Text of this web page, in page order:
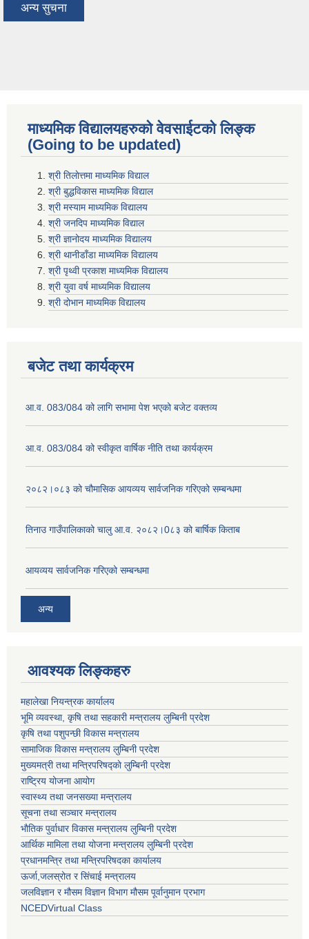
अन्य सुचना
माध्यमिक विद्यालयहरुकाे वेवसाईटको लिङ्क
(Going to be updated)
श्री तिलाेत्तमा माध्यमिक विद्याल
श्री बुद्धविकास माध्यमिक विद्याल
श्री मस्याम माध्यमिक विद्यालय
श्री जनदिप माध्यमिक विद्याल
श्री ज्ञानोदय माध्यमिक विद्यालय
श्री थानीडाँडा माध्यमिक विद्यालय
श्री पृथ्वी प्रकाश माध्यमिक विद्यालय
श्री युवा वर्ष माध्यमिक विद्यालय
श्री दोभान माध्यमिक विद्यालय
बजेट तथा कार्यक्रम
आ.व. 083/084 को लागि सभामा पेश भएको बजेट वक्तव्य
आ.व. 083/084 को स्वीकृत वार्षिक नीति तथा कार्यक्रम
२०८२।०८३ को चौमासिक आयव्यय सार्वजनिक गरिएको सम्बन्धमा
तिनाउ गाउँपालिकाको चालु आ.व. २०८२।0८३ को बार्षिक किताब
आयव्यय सार्वजनिक गरिएको सम्बन्धमा
अन्य
आवश्यक लिङ्कहरु
महालेखा नियन्त्रक कार्यालय
भूमि व्यवस्था, कृषि तथा सहकारी मन्त्रालय लुम्बिनी प्रदेश
कृषि तथा पशुपन्छी विकास मन्त्रालय
सामाजिक विकास मन्त्रालय लुम्बिनी प्रदेश
मुख्यमत्री तथा मन्त्रिपरिषद्काे लुम्बिनी प्रदेश
राष्ट्रिय योजना आयोग
स्वास्थ्य तथा जनसख्या मन्त्रालय
सूचना तथा सञ्चार मन्त्रालय
भाैतिक पुर्वाधार विकास मन्त्रालय लुम्बिनी प्रदेश
आर्थिक मामिला तथा योजना मन्त्रालय लुम्बिनी प्रदेश
प्रधानमन्त्रि तथा मन्त्रिपरिषदका कार्यालय
ऊर्जा,जलस्रोत र सिंचाई मन्त्रालय
जलविज्ञान र मौसम विज्ञान विभाग मौसम पूर्वानुमान प्रभाग
NCEDVirtual Class